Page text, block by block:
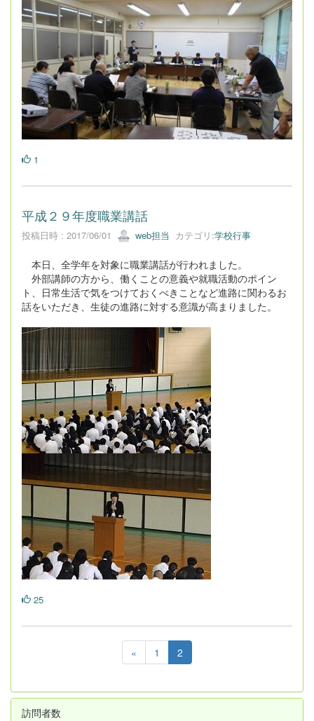
1
平成２９年度職業講話
投稿日時 : 2017/06/01 web担当 カテゴリ:学校行事
本日、全学年を対象に職業講話が行われました。
外部講師の方から、働くことの意義や就職活動のポイン
ト、日常生活で気をつけておくべきことなど進路に関わるお
話をいただき、生徒の進路に対する意識が高まりました。
25
« 1 2
訪問者数